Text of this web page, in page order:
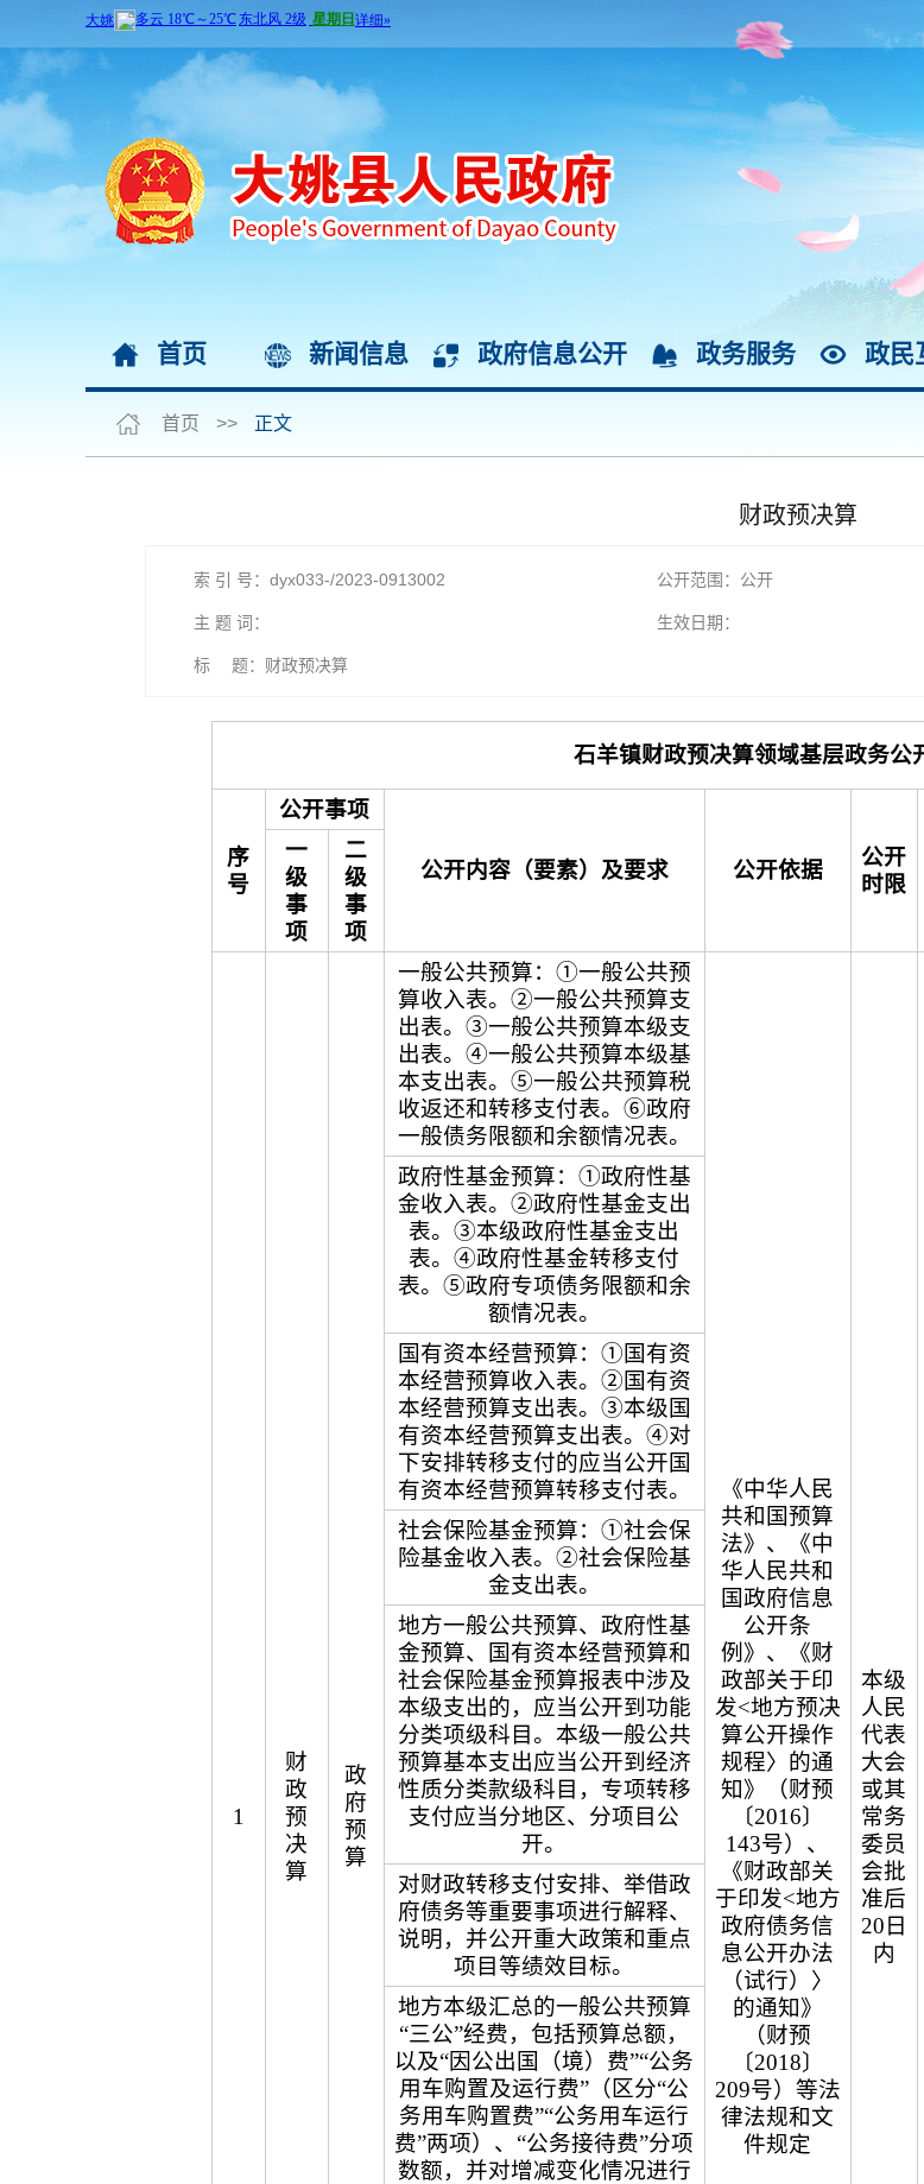
首页 新闻信息 政府信息公开 政务服务 政民
首页 >> 正文
财政预决算
索 引 号：dyx033-/2023-0913002 公开范围：公开
主 题 词： 生效日期：
标 题：财政预决算
石羊镇财政预决算领域基层政务公
序
号
公开事项
公开内容（要素）及要求 公开依据
公开
时限
一
级
事
项
二
级
事
项
1
财
政
预
决
算
政
府
预
算
一般公共预算：①一般公共预
算收入表。②一般公共预算支
出表。③一般公共预算本级支
出表。④一般公共预算本级基
本支出表。⑤一般公共预算税
收返还和转移支付表。⑥政府
一般债务限额和余额情况表。
《中华人民
共和国预算
法》、《中
华人民共和
国政府信息
公开条
例》、《财
政部关于印
发<地方预决
算公开操作
规程〉的通
知》（财预
〔2016〕
143号）、
《财政部关
于印发<地方
政府债务信
息公开办法
（试行）〉
的通知》
（财预
〔2018〕
209号）等法
律法规和文
件规定
本级
人民
代表
大会
或其
常务
委员
会批
准后
20日
内
政府性基金预算：①政府性基
金收入表。②政府性基金支出
表。③本级政府性基金支出
表。④政府性基金转移支付
表。⑤政府专项债务限额和余
额情况表。
国有资本经营预算：①国有资
本经营预算收入表。②国有资
本经营预算支出表。③本级国
有资本经营预算支出表。④对
下安排转移支付的应当公开国
有资本经营预算转移支付表。
社会保险基金预算：①社会保
险基金收入表。②社会保险基
金支出表。
地方一般公共预算、政府性基
金预算、国有资本经营预算和
社会保险基金预算报表中涉及
本级支出的，应当公开到功能
分类项级科目。本级一般公共
预算基本支出应当公开到经济
性质分类款级科目，专项转移
支付应当分地区、分项目公
开。
对财政转移支付安排、举借政
府债务等重要事项进行解释、
说明，并公开重大政策和重点
项目等绩效目标。
地方本级汇总的一般公共预算
“三公”经费，包括预算总额，
以及“因公出国（境）费”“公务
用车购置及运行费”（区分“公
务用车购置费”“公务用车运行
费”两项）、“公务接待费”分项
数额，并对增减变化情况进行